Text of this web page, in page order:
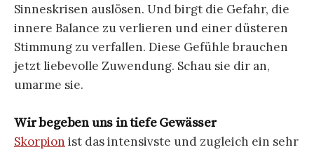
Sinneskrisen auslösen. Und birgt die Gefahr, die
innere Balance zu verlieren und einer düsteren
Stimmung zu verfallen. Diese Gefühle brauchen
jetzt liebevolle Zuwendung. Schau sie dir an,
umarme sie.
Wir begeben uns in tiefe Gewässer
Skorpion ist das intensivste und zugleich ein sehr